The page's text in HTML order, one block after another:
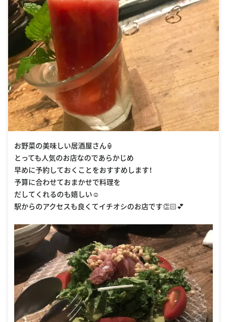
お野菜の美味しい居酒屋さん🏮
とっても人気のお店なのであらかじめ
早めに予約しておくことをおすすめします！
予算に合わせておまかせで料理を
だしてくれるのも嬉しい☺️
駅からのアクセスも良くてイチオシのお店です👏🏻💕